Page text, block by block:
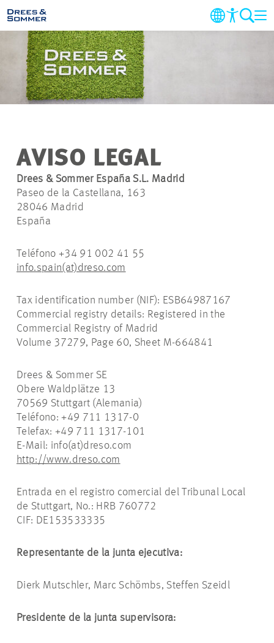
EMPRESA
MERCADOS & SERVICIOS
NOTICIAS
CARRERA
AVISO LEGAL
Drees & Sommer España S.L. Madrid
Paseo de la Castellana, 163
28046 Madrid
España
Teléfono +34 91 002 41 55
info.spain(at)dreso.com
Tax identification number (NIF): ESB64987167
Commercial registry details: Registered in the
Commercial Registry of Madrid
Volume 37279, Page 60, Sheet M-664841
Drees & Sommer SE
Obere Waldplätze 13
70569 Stuttgart (Alemania)
Teléfono: +49 711 1317-0
Telefax: +49 711 1317-101
E-Mail: info(at)dreso.com
http://www.dreso.com
Entrada en el registro comercial del Tribunal Local
de Stuttgart, No.: HRB 760772
CIF: DE153533335
Representante de la junta ejecutiva:
Dierk Mutschler, Marc Schömbs, Steffen Szeidl
Presidente de la junta supervisora: